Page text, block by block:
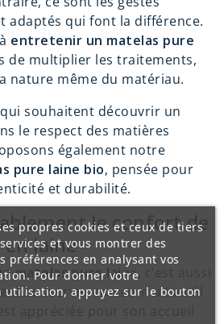
adaptés qui font la différence.
entretenir un matelas pure
de multiplier les traitements,
nature même du matériau.
souhaitent découvrir un
le respect des matières
également notre
pure laine bio, pensée pour
et durabilité.
le confort de
laine
matelas pure laine, c’est aussi
conserver son confort au fil
appréciée pour son accueil
propres cookies et ceux de tiers
et vous montrer des
préférences en analysant vos
Pour donner votre
utilisation, appuyez sur le bouton